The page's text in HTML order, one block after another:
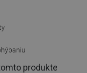
produkte